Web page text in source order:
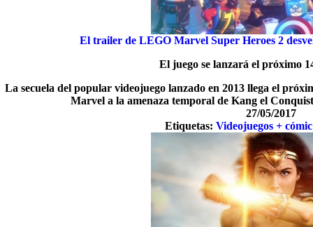
El trailer de LEGO Marvel Super Heroes 2
El juego se lanzará el próximo
La secuela del popular videojuego lanzado en 2013 llega el
Marvel a la amenaza temporal de Kang el
27/05/2017
Etiquetas: Videojuegos + cómic